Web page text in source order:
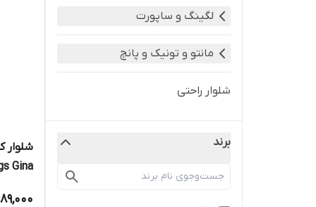
لگینگ و ساپورت
مانتو و تونیک و پانچ
شلوار راحتی
برند
شلوار
Gina